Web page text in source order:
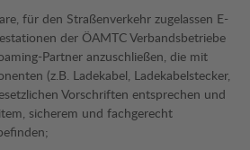
für den Straßenverkehr zugelassen E-
der ÖAMTC Verbandsbetriebe
Partner anzuschließen, die mit
(z.B. Ladekabel, Ladekabelstecker,
Vorschriften entsprechen und
sicherem und fachgerecht